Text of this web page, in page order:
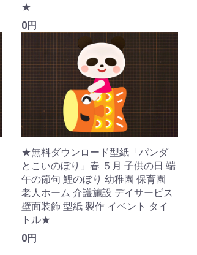
★
0円
★無料ダウンロード型紙「パンダ
とこいのぼり」春 ５月 子供の日 端
午の節句 鯉のぼり 幼稚園 保育園
老人ホーム 介護施設 デイサービス
壁面装飾 型紙 製作 イベント タイ
トル★
0円